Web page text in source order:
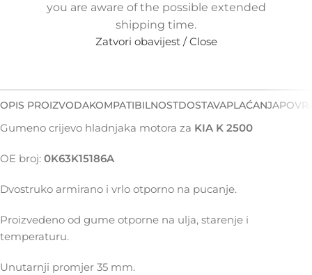
you are aware of the possible extended
shipping time.
Zatvori obavijest / Close
Metode plaćanja:
OPIS PROIZVODAKOMPATIBILNOSTDOSTAVAPLAĆANJA
Gumeno crijevo hladnjaka motora za KIA K 2500
OE broj: 0K63K15186A
Dvostruko armirano i vrlo otporno na pucanje.
Proizvedeno od gume otporne na ulja, starenje i
temperaturu.
Unutarnji promjer 35 mm.